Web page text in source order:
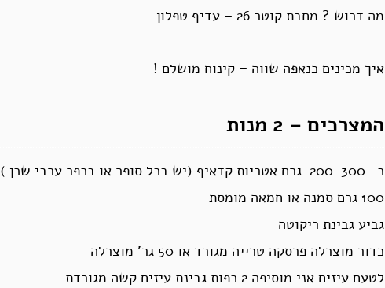
מה דרוש ? מחבת קוטר 26 – עדיף טפלון
איך מכינים כנאפה שווה – קינוח מושלם !
המצרכים – 2 מנות
כ- 200-300 גרם אטריות
קדאיף (יש בכל סופר או בכפר ערבי שכן )
100 גרם סמנה או חמאה מומסת
גביע גבינת ריקוטה
כדור מוצרלה פרסקה טרייה מגורד או 50 גר’ מוצרלה
לטעם עיזים אני מוסיפה 2 כפות גבינת עיזים קשה מגורדת